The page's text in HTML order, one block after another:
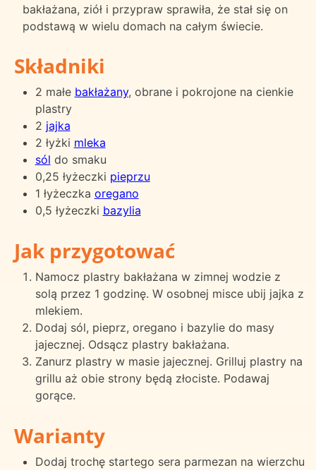
bakłażana, ziół i przypraw sprawiła, że stał się on
podstawą w wielu domach na całym świecie.
Składniki
2 małe bakłażany, obrane i pokrojone na cienkie
plastry
2 jajka
2 łyżki mleka
sól do smaku
0,25 łyżeczki pieprzu
1 łyżeczka oregano
0,5 łyżeczki bazylia
Jak przygotować
Namocz plastry bakłażana w zimnej wodzie z
solą przez 1 godzinę. W osobnej misce ubij jajka z
mlekiem.
Dodaj sól, pieprz, oregano i bazylie do masy
jajecznej. Odsącz plastry bakłażana.
Zanurz plastry w masie jajecznej. Grilluj plastry na
grillu aż obie strony będą złociste. Podawaj
gorące.
Warianty
Dodaj trochę startego sera parmezan na wierzchu